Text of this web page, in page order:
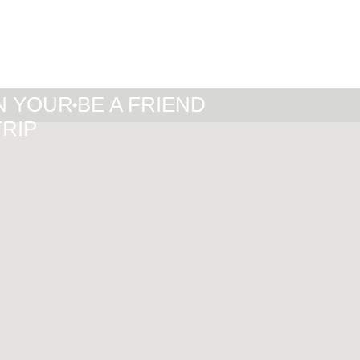
YOUR BE A FRIEND